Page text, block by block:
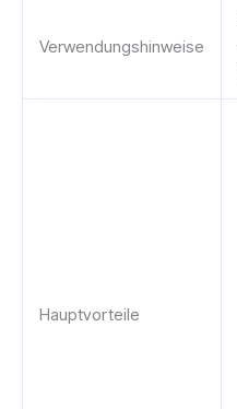
Verwendungshinweise
Hauptvorteile